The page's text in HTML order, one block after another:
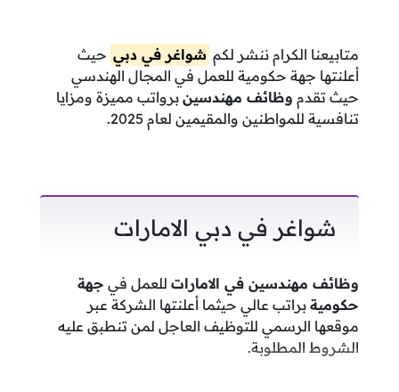
متابيعنا الكرام ننشر لكم شواغر في دبي حيث
أعلنتها جهة حكومية للعمل في المجال الهندسي
حيث تقدم وظائف مهندسينبرواتب مميزة ومزايا
تنافسية للمواطنين والمقيمين لعام 2025.
شواغر في دبي الامارات
وظائف مهندسين في الاماراتللعمل في جهة
حكوميةبراتب عالي حيثما أعلنتها الشركة عبر
موقعها الرسمي للتوظيف العاجل لمن تنطبق عليه
الشروط المطلوبة.